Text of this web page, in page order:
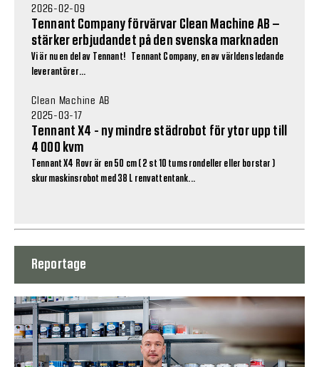
2026-02-09
Tennant Company förvärvar Clean Machine AB –
stärker erbjudandet på den svenska marknaden
Vi är nu en del av Tennant! Tennant Company, en av världens ledande
leverantörer...
Clean Machine AB
2025-03-17
Tennant X4 - ny mindre städrobot för ytor upp till
4 000 kvm
Tennant X4 Rovr är en 50 cm ( 2 st 10 tums rondeller eller borstar )
skurmaskinsrobot med 38 L renvattentank...
Reportage